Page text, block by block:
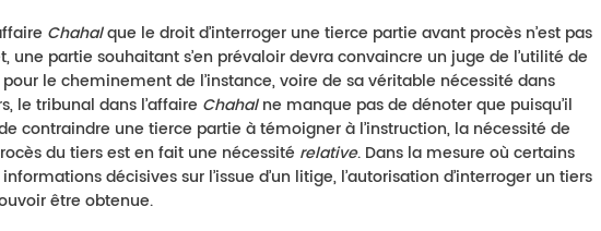
Chahalque le droit d’interroger une tierce partie avant procès n’est pas
une partie souhaitant s’en prévaloir devra convaincre un juge de l’utilité de
le cheminement de l’instance, voire de sa véritable nécessité dans
le tribunal dans l’affaire Chahalne manque pas de dénoter que puisqu’il
contraindre une tierce partie à témoigner à l’instruction, la nécessité de
du tiers est en fait une nécessité relative. Dans la mesure où certains
décisives sur l’issue d’un litige, l’autorisation d’interroger un tiers
être obtenue.